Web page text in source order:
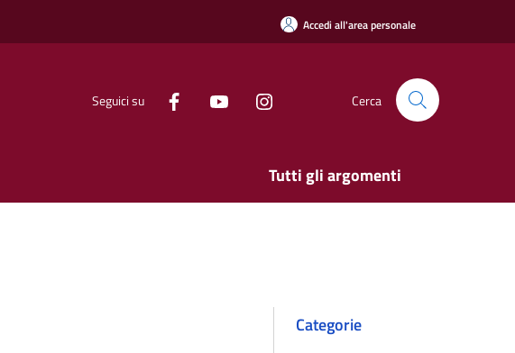
Accedi all'area personale
Seguici su Cerca
Tutti gli argomenti
Categorie